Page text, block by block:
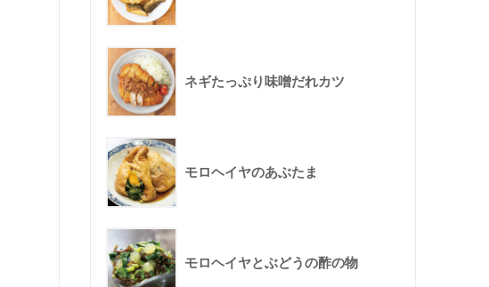
ネギたっぷり味噌だれカツ
モロヘイヤのあぶたま
モロヘイヤとぶどうの酢の物